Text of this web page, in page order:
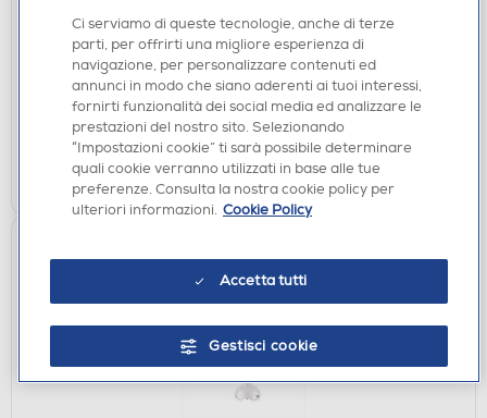
€ 223,00
€ 329,99 consigliato
Acquisto online: disponibile
Ritiro in negozio in 30' gratuito:verifica
AGGIUNGI
Ci serviamo di queste tecnologie, anche di terze
parti, per offrirti una migliore esperienza di
navigazione, per personalizzare contenuti ed
annunci in modo che siano aderenti ai tuoi interessi,
fornirti funzionalità dei social media ed analizzare le
prestazioni del nostro sito. Selezionando
“Impostazioni cookie” ti sarà possibile determinare
quali cookie verranno utilizzati in base alle tue
preferenze. Consulta la nostra cookie policy per
ulteriori informazioni. Cookie Policy
Accetta tutti
Gestisci cookie